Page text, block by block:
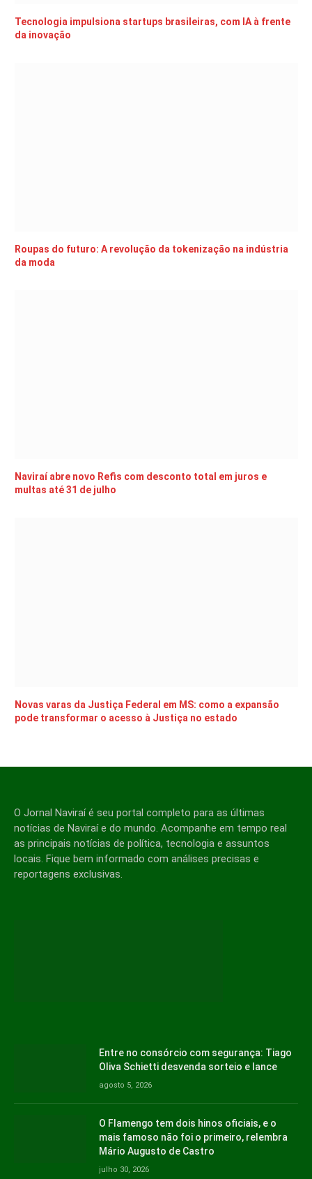
Tecnologia impulsiona startups brasileiras, com IA à frente
da inovação
Roupas do futuro: A revolução da tokenização na indústria
da moda
Naviraí abre novo Refis com desconto total em juros e
multas até 31 de julho
Novas varas da Justiça Federal em MS: como a expansão
pode transformar o acesso à Justiça no estado
O Jornal Naviraí é seu portal completo para as últimas
notícias de Naviraí e do mundo. Acompanhe em tempo real
as principais notícias de política, tecnologia e assuntos
locais. Fique bem informado com análises precisas e
reportagens exclusivas.
Entre no consórcio com segurança: Tiago
Oliva Schietti desvenda sorteio e lance
agosto 5, 2026
O Flamengo tem dois hinos oficiais, e o
mais famoso não foi o primeiro, relembra
Mário Augusto de Castro
julho 30, 2026